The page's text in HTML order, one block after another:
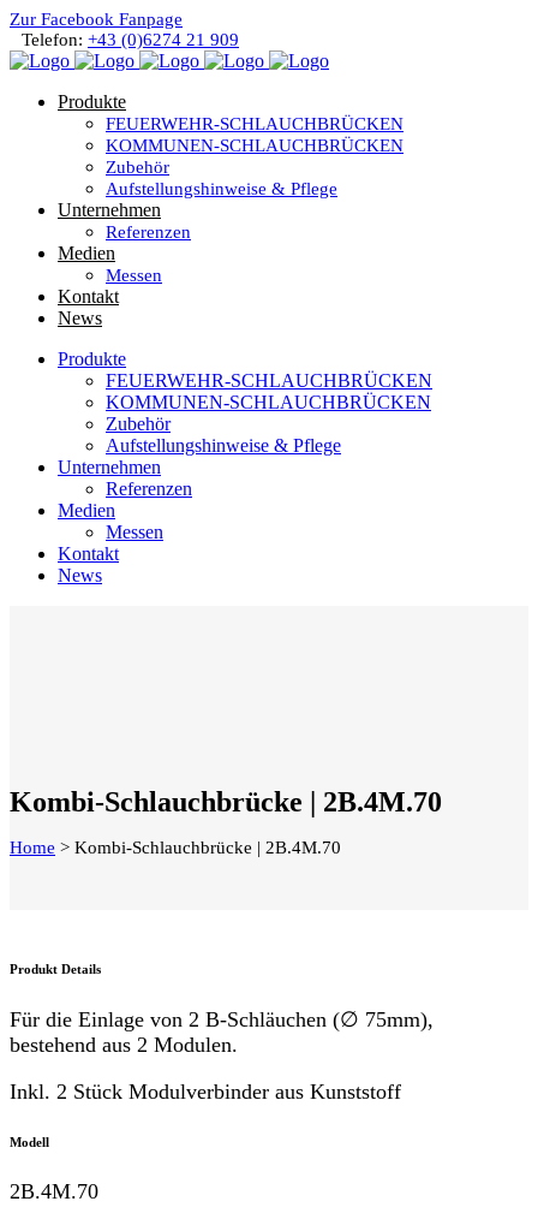
Zur Facebook Fanpage
Telefon: +43 (0)6274 21 909
Produkte
FEUERWEHR-SCHLAUCHBRÜCKEN
KOMMUNEN-SCHLAUCHBRÜCKEN
Zubehör
Aufstellungshinweise & Pflege
Unternehmen
Referenzen
Medien
Messen
Kontakt
News
Produkte
FEUERWEHR-SCHLAUCHBRÜCKEN
KOMMUNEN-SCHLAUCHBRÜCKEN
Zubehör
Aufstellungshinweise & Pflege
Unternehmen
Referenzen
Medien
Messen
Kontakt
News
Kombi-Schlauchbrücke | 2B.4M.70
Home > Kombi-Schlauchbrücke | 2B.4M.70
Produkt Details
Für die Einlage von 2 B-Schläuchen (∅ 75mm),
bestehend aus 2 Modulen.
Inkl. 2 Stück Modulverbinder aus Kunststoff
Modell
2B.4M.70